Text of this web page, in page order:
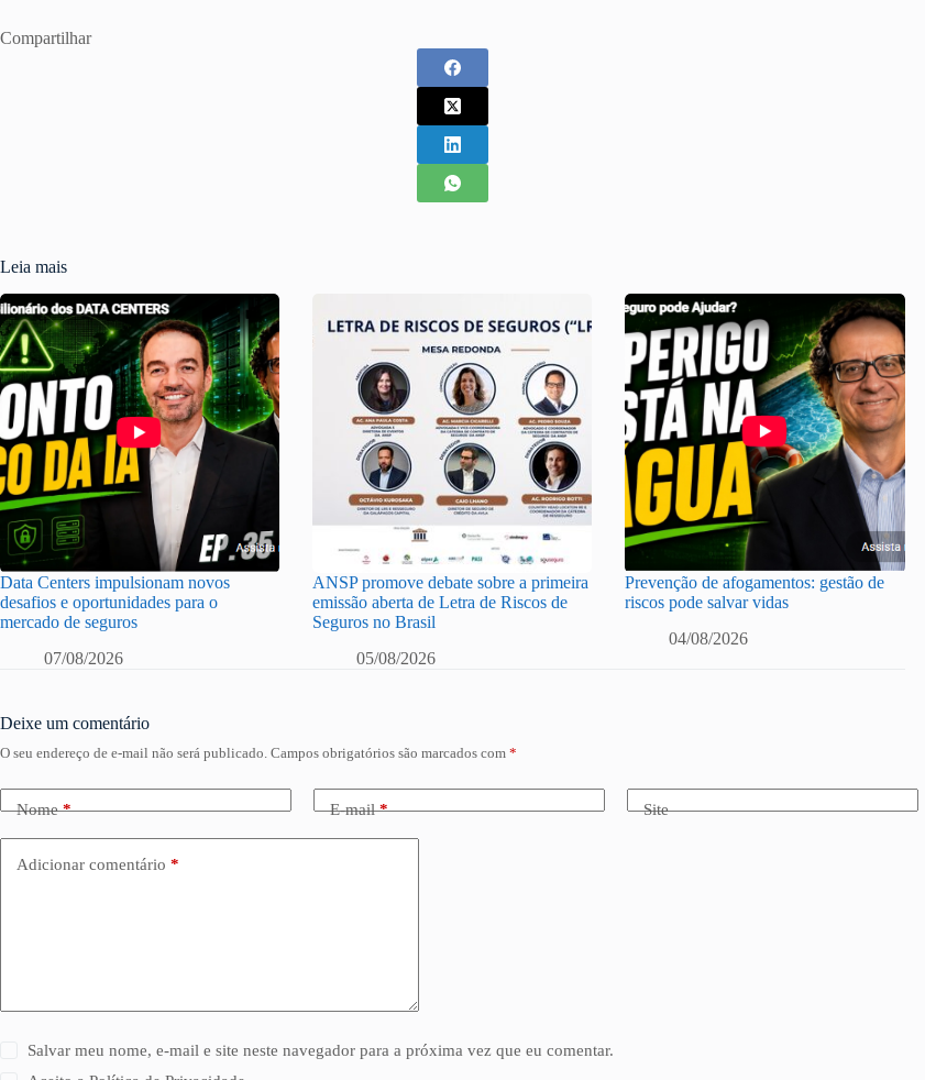
Compartilhar
Leia mais
Data Centers impulsionam novos
desafios e oportunidades para o
mercado de seguros
07/08/2026
ANSP promove debate sobre a primeira
emissão aberta de Letra de Riscos de
Seguros no Brasil
05/08/2026
Prevenção de afogamentos: gestão de
riscos pode salvar vidas
04/08/2026
Deixe um comentário
O seu endereço de e-mail não será publicado. Campos obrigatórios são marcados com *
Nome* E-mail* Site
Adicionar comentário *
Salvar meu nome, e-mail e site neste navegador para a próxima vez que eu comentar.